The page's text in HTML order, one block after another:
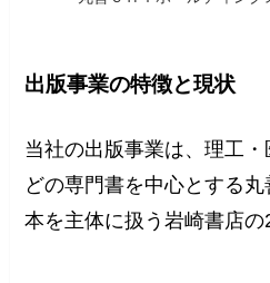
出版事業の特徴と現状
当社の出版事業は、理工
どの専門書を中心とする
本を主体に扱う岩崎書店の